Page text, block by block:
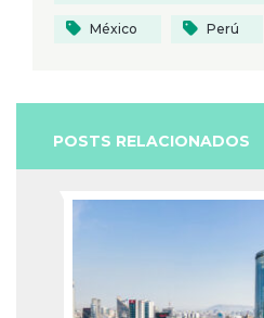
México Perú
POSTS RELACIONADOS